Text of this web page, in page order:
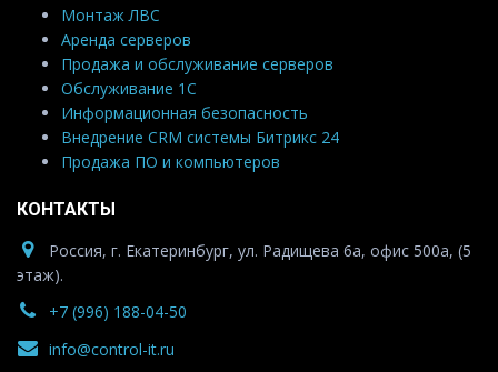
Монтаж ЛВС
Аренда серверов
Продажа и обслуживание серверов
Обслуживание 1С
Информационная безопасность
Внедрение CRM системы Битрикс 24
Продажа ПО и компьютеров
КОНТАКТЫ
Россия, г. Екатеринбург, ул. Радищева 6а, офис 500а, (5
этаж).
+7 (996) 188-04-50
info@control-it.ru